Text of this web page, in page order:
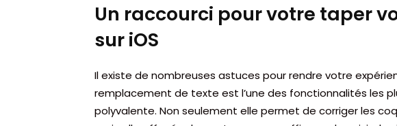
Un raccourci pour votre taper
sur iOS
Il existe de nombreuses astuces pour rendre votre
remplacement de texte est l’une des fonctionnalités les
polyvalente. Non seulement elle permet de corriger les